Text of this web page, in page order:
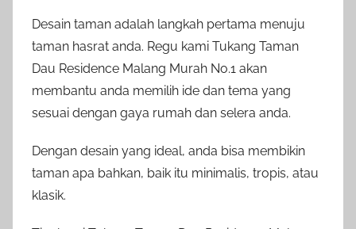
Desain taman adalah langkah pertama menuju
taman hasrat anda. Regu kami Tukang Taman
Dau Residence Malang Murah No.1 akan
membantu anda memilih ide dan tema yang
sesuai dengan gaya rumah dan selera anda.
Dengan desain yang ideal, anda bisa membikin
taman apa bahkan, baik itu minimalis, tropis, atau
klasik.